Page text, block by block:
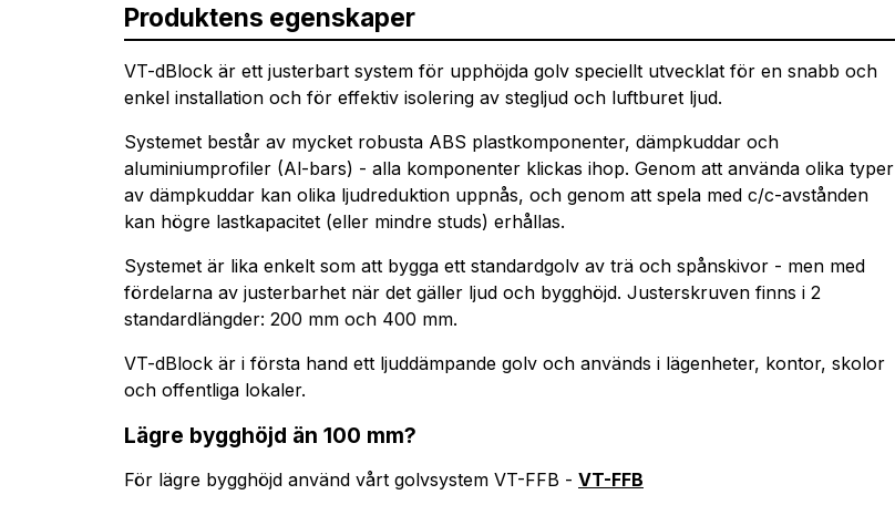
Produktens egenskaper
VT-dBlock är ett justerbart system för upphöjda golv speciellt utvecklat för en snabb och
enkel installation och för effektiv isolering av stegljud och luftburet ljud.
Systemet består av mycket robusta ABS plastkomponenter, dämpkuddar och
aluminiumprofiler (Al-bars) - alla komponenter klickas ihop. Genom att använda olika typer
av dämpkuddar kan olika ljudreduktion uppnås, och genom att spela med c/c-avstånden
kan högre lastkapacitet (eller mindre studs) erhållas.
Systemet är lika enkelt som att bygga ett standardgolv av trä och spånskivor - men med
fördelarna av justerbarhet när det gäller ljud och bygghöjd. Justerskruven finns i 2
standardlängder: 200 mm och 400 mm.
VT-dBlock är i första hand ett ljuddämpande golv och används i lägenheter, kontor, skolor
och offentliga lokaler.
Lägre bygghöjd än 100 mm?
För lägre bygghöjd använd vårt golvsystem VT-FFB - VT-FFB